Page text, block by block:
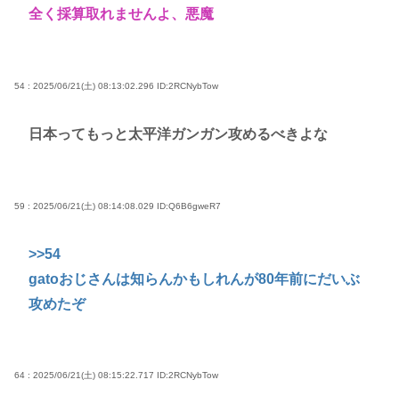
全く採算取れませんよ、悪魔
54 : 2025/06/21(土) 08:13:02.296 ID:2RCNybTow
日本ってもっと太平洋ガンガン攻めるべきよな
59 : 2025/06/21(土) 08:14:08.029 ID:Q6B6gweR7
>>54
gatoおじさんは知らんかもしれんが80年前にだいぶ
攻めたぞ
64 : 2025/06/21(土) 08:15:22.717 ID:2RCNybTow